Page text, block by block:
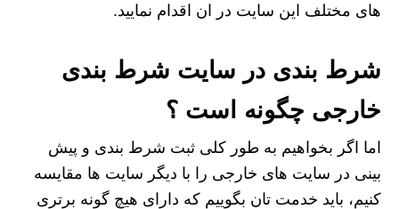
های مختلف این سایت در ان اقدام نمایید.
شرط بندی در سایت شرط بندی
خارجی چگونه است ؟
اما اگر بخواهیم به طور کلی ثبت شرط بندی و پیش
بینی در سایت های خارجی را با دیگر سایت ها مقایسه
کنیم، باید خدمت تان بگوییم که دارای هیچ گونه برتری